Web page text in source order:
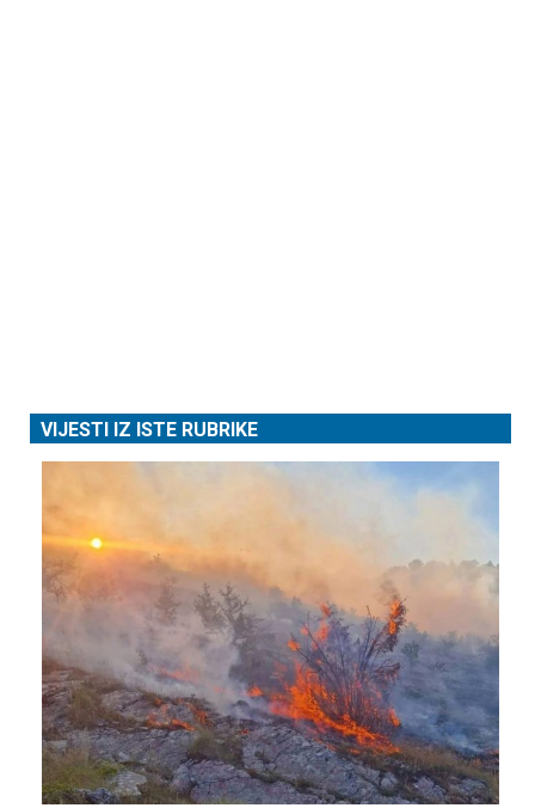
VIJESTI IZ ISTE RUBRIKE